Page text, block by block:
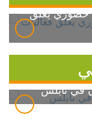
خضوري يعلق
في نابلس